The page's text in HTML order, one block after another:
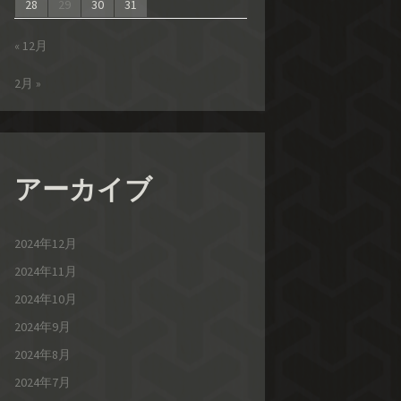
28 29 30 31
« 12月
2月 »
アーカイブ
2024年12月
2024年11月
2024年10月
2024年9月
2024年8月
2024年7月